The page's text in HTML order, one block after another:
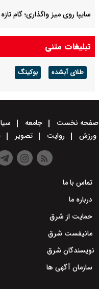
سایپا روی میز واگذاری؛ گام
صادرات نفت عراق به دلیل بسته شدن
تبلیغات متنی
طلای آبشده بوکینگ
صفحه نخست جامعه
ورزش
روایت تصویر
تماس با ما
درباره ما
حمایت از شرق
مانیفست شرق
نویسندگان شرق
سازمان آگهی ها